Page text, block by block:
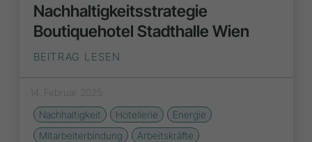
Nachhaltigkeitsstrategie
Boutiquehotel Stadthalle Wien
BEITRAG LESEN
14. Februar 2025
Nachhaltigkeit
Hotellerie
Energie
Mitarbeiterbindung
Arbeitskräfte